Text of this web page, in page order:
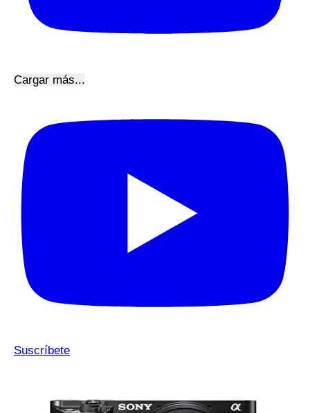
Cargar más...
Suscríbete